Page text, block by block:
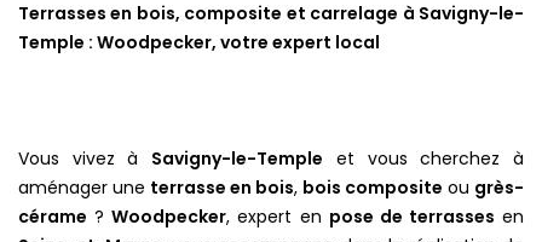
Terrasses en bois, composite et carrelage à Savigny-le-
Temple : Woodpecker, votre expert local
Vous vivez à Savigny-le-Temple et vous cherchez à
aménager une terrasse en bois, bois composite ou grès-
cérame ?Woodpecker, expert en pose de terrasses en